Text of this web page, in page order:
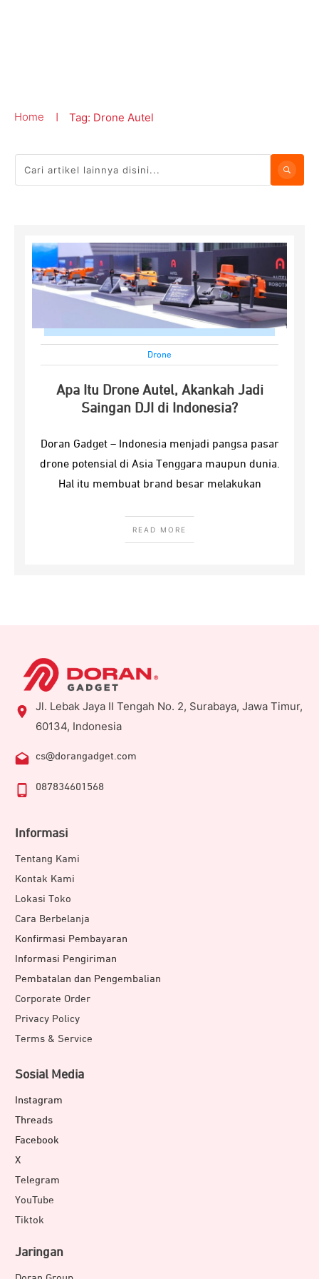
Home Tag: Drone Autel
Drone
Apa Itu Drone Autel, Akankah Jadi
Saingan DJI di Indonesia?
Doran Gadget – Indonesia menjadi pangsa pasar
drone potensial di Asia Tenggara maupun dunia.
Hal itu membuat brand besar melakukan
READ MORE
Jl. Lebak Jaya II Tengah No. 2, Surabaya, Jawa Timur,
60134, Indonesia
cs@dorangadget.com
087834601568
Informasi
Tentang Kami
Kontak Kami
Lokasi Toko
Cara Berbelanja
Konfirmasi Pembayaran
Informasi Pengiriman
Pembatalan dan Pengembalian
Corporate Order
Privacy Policy
Terms & Service
Sosial Media
Instagram
Threads
Facebook
X
Telegram
YouTube
Tiktok
Jaringan